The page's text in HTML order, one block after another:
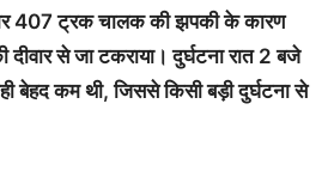
407 ट्रक चालक की झपकी के कारण
दीवार से जा टकराया। दुर्घटना रात 2 बजे
बेहद कम थी, जिससे किसी बड़ी दुर्घटना से